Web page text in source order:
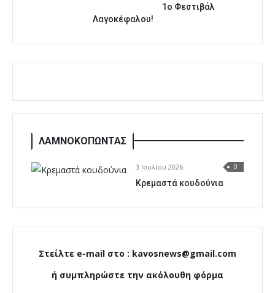
1o Φεστιβάλ
Λαγοκέφαλου!
ΛΑΜΝΟΚΟΠΩΝΤΑΣ
3 Ιουλίου 2026 0
Κρεμαστά κουδούνια
Στείλτε e-mail στο : kavosnews@gmail.com
ή συμπληρώστε την ακόλουθη φόρμα